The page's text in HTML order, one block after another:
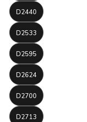
D2440
D2533
D2595
D2624
D2700
D2713